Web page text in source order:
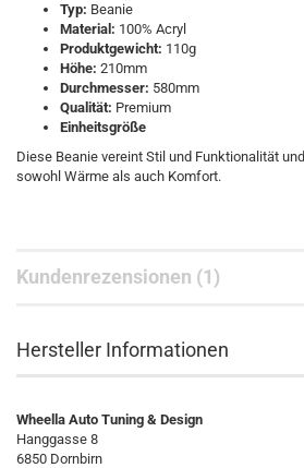
Typ: Beanie
Material: 100% Acryl
Produktgewicht: 110g
Höhe: 210mm
Durchmesser: 580mm
Qualität: Premium
Einheitsgröße
Diese Beanie vereint Stil und Funktionalität
sowohl Wärme als auch Komfort.
Kundenrezensionen (1)
Hersteller Informationen
Wheella Auto Tuning & Design
Hanggasse 8
6850 Dornbirn